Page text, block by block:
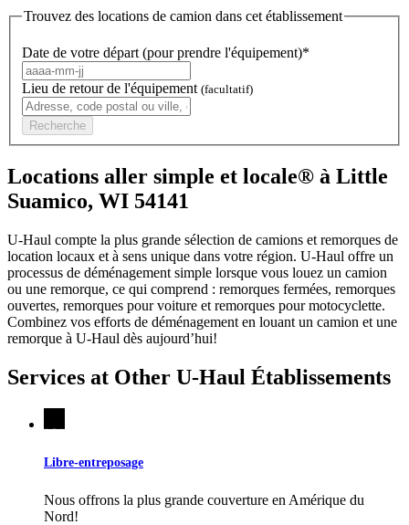
Trouvez des locations de camion dans cet établissement
Date de votre départ (pour prendre l'équipement)*
Lieu de retour de l'équipement (facultatif)
Recherche
Locations aller simple et locale® à Little
Suamico, WI 54141
U-Haul compte la plus grande sélection de camions et remorques de
location locaux et à sens unique dans votre région. U-Haul offre un
processus de déménagement simple lorsque vous louez un camion
ou une remorque, ce qui comprend : remorques fermées, remorques
ouvertes, remorques pour voiture et remorques pour motocyclette.
Combinez vos efforts de déménagement en louant un camion et une
remorque à U-Haul dès aujourd’hui!
Services at Other U-Haul Établissements
Libre-entreposage
Nous offrons la plus grande couverture en Amérique du
Nord!